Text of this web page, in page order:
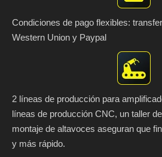
Condiciones de pago flexibles:
Western Union y Paypal
2 líneas de producción para
líneas de producción CNC, un taller
montaje de altavoces aseguran que
y más rápido.